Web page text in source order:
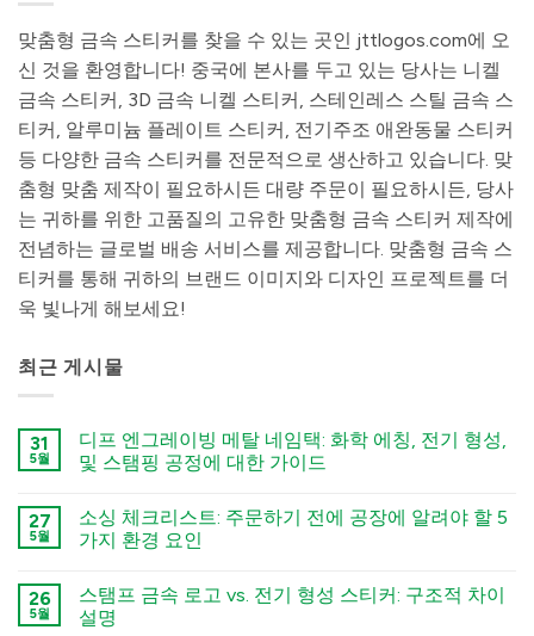
맞춤형 금속 스티커를 찾을 수 있는 곳인 jttlogos.com에 오
신 것을 환영합니다! 중국에 본사를 두고 있는 당사는 니켈
금속 스티커, 3D 금속 니켈 스티커, 스테인레스 스틸 금속 스
티커, 알루미늄 플레이트 스티커, 전기주조 애완동물 스티커
등 다양한 금속 스티커를 전문적으로 생산하고 있습니다. 맞
춤형 맞춤 제작이 필요하시든 대량 주문이 필요하시든, 당사
는 귀하를 위한 고품질의 고유한 맞춤형 금속 스티커 제작에
전념하는 글로벌 배송 서비스를 제공합니다. 맞춤형 금속 스
티커를 통해 귀하의 브랜드 이미지와 디자인 프로젝트를 더
욱 빛나게 해보세요!
최근 게시물
31
5월
디프 엔그레이빙 메탈 네임택: 화학 에칭, 전기 형성,
및 스탬핑 공정에 대한 가이드
नहीं
Deep
Engraving
A
Guide
to
27
5월
소싱 체크리스트: 주문하기 전에 공장에 알려야 할 5
가지 환경 요인
नहीं
The
Sourcing
26
5월
스탬프 금속 로고 vs. 전기 형성 스티커: 구조적 차이
설명